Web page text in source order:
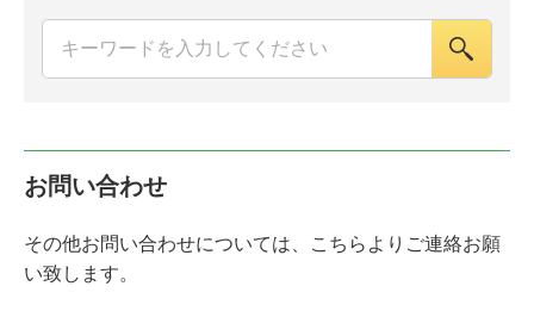
お問い合わせ
その他お問い合わせについては、こちらよりご連絡お願
い致します。